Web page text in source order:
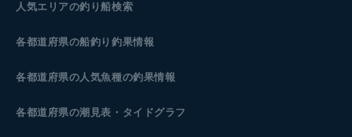
人気エリアの釣り船検索
各都道府県の船釣り釣果情報
各都道府県の人気魚種の釣果情報
各都道府県の潮見表 ・タイドグラフ